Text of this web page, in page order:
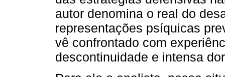
autor denomina o real do
representações psíquicas
vê confrontado com
descontinuidade e intensa